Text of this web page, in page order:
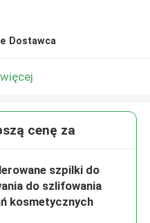
Dostawca
cenę za
szpilki do
do szlifowania
kosmetycznych